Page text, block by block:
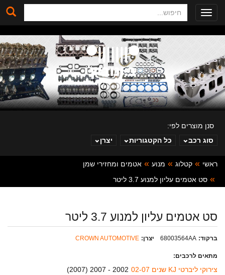
Toggle
navigation
סנן מוצרים לפי:
סוג רכב
כל הקטגוריות יצרן
ראשי קטלוג מנוע
אטמים ומחזירי שמן
סט אטמים עליון למנוע 3.7 ליטר
סט אטמים עליון למנוע 3.7 ליטר
ברקוד: 68003564AA יצרן: CROWN AUTOMOTIVE
מתאים לרכבים:
צירוקי ליברטי KJ שנים 02-07 2002 - 2007 (
2007
)